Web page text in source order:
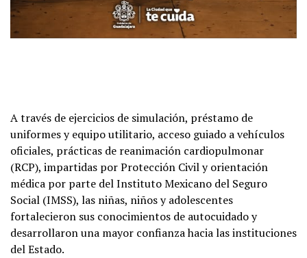
A través de ejercicios de simulación, préstamo de
uniformes y equipo utilitario, acceso guiado a vehículos
oficiales, prácticas de reanimación cardiopulmonar
(RCP), impartidas por Protección Civil y orientación
médica por parte del Instituto Mexicano del Seguro
Social (IMSS), las niñas, niños y adolescentes
fortalecieron sus conocimientos de autocuidado y
desarrollaron una mayor confianza hacia las instituciones
del Estado.